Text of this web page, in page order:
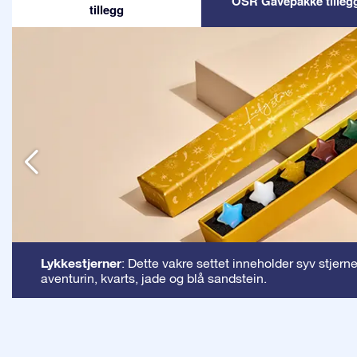
tillegg
Lykkestjerner: Dette vakre settet inneholder syv
aventurin, kvarts, jade og blå sandstein.